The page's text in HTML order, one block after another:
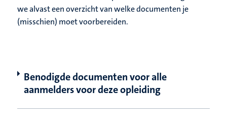
we alvast een overzicht van welke documenten je
(misschien) moet voorbereiden.
Benodigde documenten voor alle
aanmelders voor deze opleiding